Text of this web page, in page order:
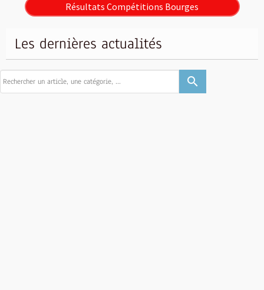
Résultats Compétitions Bourges
Les dernières actualités
search